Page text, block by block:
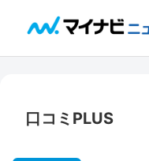
口コミPLUS